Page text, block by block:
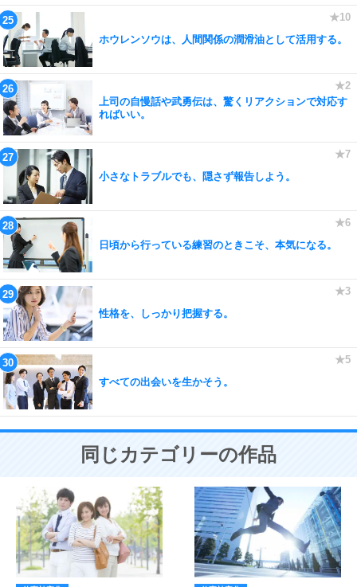
ホウレンソウは、人間関係の潤滑油として活用する。
上司の自慢話や武勇伝は、驚くリアクションで対応す
ればいい。
小さなトラブルでも、隠さず報告しよう。
日頃から行っている練習のときこそ、本気になる。
性格を、しっかり把握する。
すべての出会いを生かそう。
同じカテゴリーの作品